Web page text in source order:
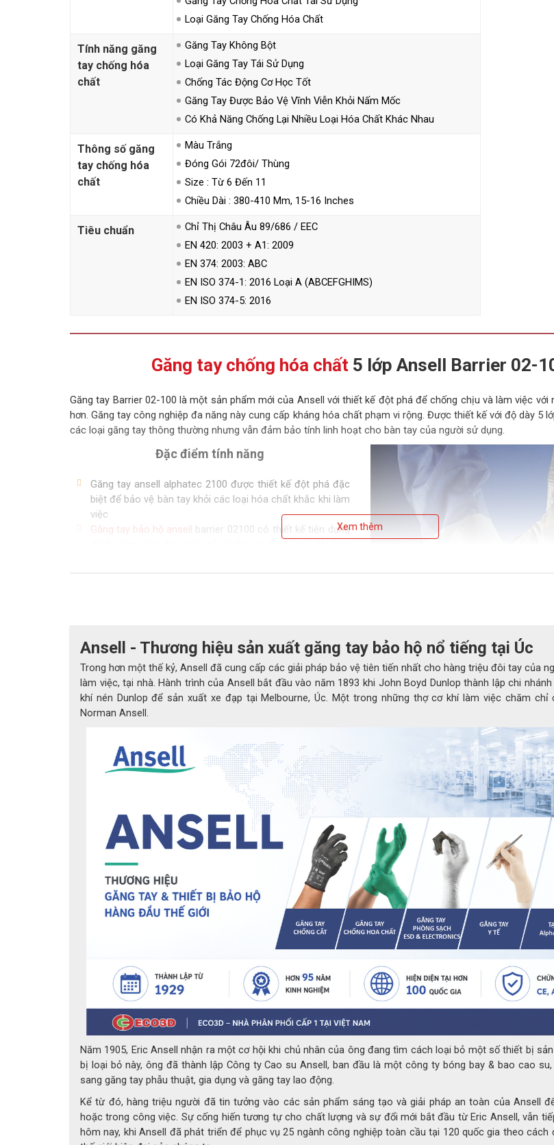
Loại Găng Tay Chống Hóa Chất
Tính năng găng
tay chống hóa
chất
Găng Tay Không Bột
Loại Găng Tay Tái Sử Dụng
Chống Tác Động Cơ Học Tốt
Găng Tay Được Bảo Vệ Vĩnh Viễn Khỏi Nấm Mốc
Có Khả Năng Chống Lại Nhiều Loại Hóa Chất Khác Nhau
Thông số găng
tay chống hóa
chất
Màu Trắng
Đóng Gói 72đôi/ Thùng
Size : Từ 6 Đến 11
Chiều Dài : 380-410 Mm, 15-16 Inches
Tiêu chuẩn
Chỉ Thị Châu Âu 89/686 / EEC
EN 420: 2003 + A1: 2009
EN 374: 2003: ABC
EN ISO 374-1: 2016 Loại A (ABCEFGHIMS)
EN ISO 374-5: 2016
Găng tay chống hóa chất5 lớp Ansell Barrier 02-
Găng tay Barrier 02-100 là một sản phẩm mới của Ansell với thiết kế đột phá để chống chịu và làm việc với
hơn. Găng tay công nghiệp đa năng này cung cấp kháng hóa chất phạm vi rộng. Được thiết kế với độ dày 5
các loại găng tay thông thường nhưng vẫn đảm bảo tính linh hoạt cho bàn tay của người sử dụng.
Đặc điểm tính năng
Găng tay ansell alphatec 2100 được thiết kế đột phá đặc
biệt để bảo vệ bàn tay khỏi các loại hóa chất khắc khi làm
việc
Găng tay bảo hộ ansell barrier 02100 có thiết kế tiện dụng
Ứng dụng
Trong những môi trường có chứa
và khắc nghiệt thì việc bảo vệ bàn tay
làm đầu tiên. Găng tay chống hóa chất
được sản xuất nhằm đáp ứng nhu cầu
02-100 cho phép người sử dụng tự tin
của mình có liên quan đến hóa chất
khả năng linh hoạt và thoải mái cho bàn
Găng tay bảo hộ Ansell
Barrier 2-100
các ngành công nghiệp nặng chứa nhiều
hóa chất, phòng nghiên cứ khoa học, Xí
chế tạo kim loại, luyện kim, các nhà máy
TIÊU CHUẨN CHỨNG NHẬN
Chỉ thị châu Âu 89/686 / EEC
EN 420: 2003 + A1: 2009
EN 374: 2003: ABC
EN ISO 3741: 2016 Loại A (ABCEFGHIMS)
EN ISO 3745: 2016
Xem thêm
Ansell - Thương hiệu sản xuất găng tay bảo hộ nổ tiếng tại Úc
Trong hơn một thế kỷ, Ansell đã cung cấp các giải pháp bảo vệ tiên tiến nhất cho hàng triệu đôi tay của
làm việc, tại nhà. Hành trình của Ansell bắt đầu vào năm 1893 khi John Boyd Dunlop thành lập chi
khí nén Dunlop để sản xuất xe đạp tại Melbourne, Úc. Một trong những thợ cơ khí làm việc chăm
Norman Ansell.
Năm 1905, Eric Ansell nhận ra một cơ hội khi chủ nhân của ông đang tìm cách loại bỏ một số thiết bị
bị loại bỏ này, ông đã thành lập Công ty Cao su Ansell, ban đầu là một công ty bóng bay & bao cao
sang găng tay phẫu thuật, gia dụng và găng tay lao động.
Kể từ đó, hàng triệu người đã tin tưởng vào các sản phẩm sáng tạo và giải pháp an toàn của Ansell
hoặc trong công việc. Sự cống hiến tương tự cho chất lượng và sự đổi mới bắt đầu từ Eric Ansell, vẫn
hôm nay, khi Ansell đã phát triển để phục vụ 25 ngành công nghiệp toàn cầu tại 120 quốc gia theo cách